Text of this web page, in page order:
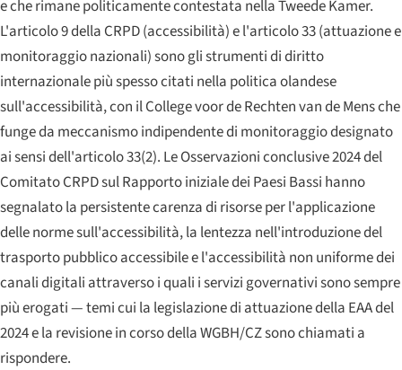
e che rimane politicamente contestata nella Tweede Kamer.
L'articolo 9 della CRPD (accessibilità) e l'articolo 33 (attuazione e
monitoraggio nazionali) sono gli strumenti di diritto
internazionale più spesso citati nella politica olandese
sull'accessibilità, con il College voor de Rechten van de Mens che
funge da meccanismo indipendente di monitoraggio designato
ai sensi dell'articolo 33(2). Le Osservazioni conclusive 2024 del
Comitato CRPD sul Rapporto iniziale dei Paesi Bassi hanno
segnalato la persistente carenza di risorse per l'applicazione
delle norme sull'accessibilità, la lentezza nell'introduzione del
trasporto pubblico accessibile e l'accessibilità non uniforme dei
canali digitali attraverso i quali i servizi governativi sono sempre
più erogati — temi cui la legislazione di attuazione della EAA del
2024 e la revisione in corso della WGBH/CZ sono chiamati a
rispondere.